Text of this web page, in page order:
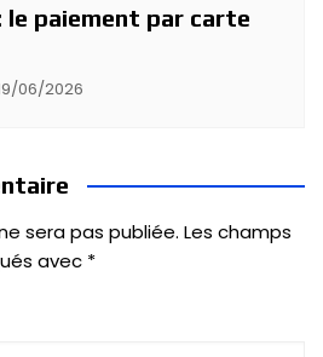
le paiement par carte
06/2026
sera pas publiée. Les champs
avec *